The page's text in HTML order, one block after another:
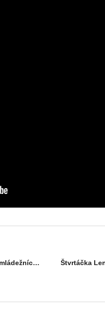
Výhercovia záchranárskej súťaže z mládežníckeho časopisu Fľak sú už známi